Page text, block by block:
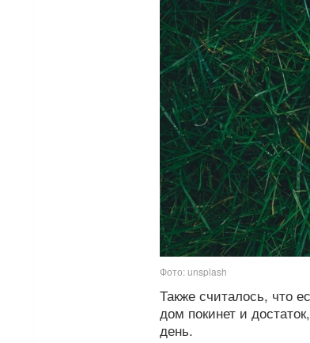
Фото: unsplash
Также считалось, что
дом покинет и
день.